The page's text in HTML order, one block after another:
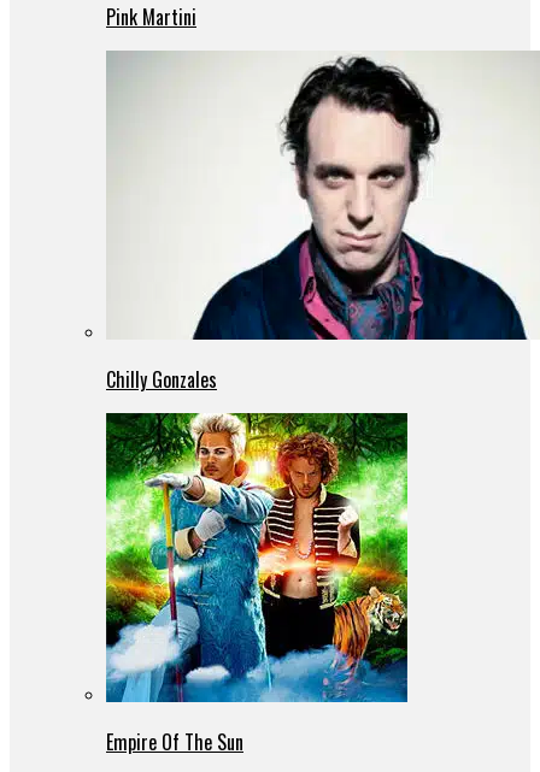
Pink Martini
Chilly Gonzales
Empire Of The Sun